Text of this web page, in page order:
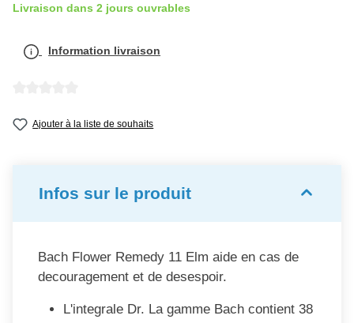
Livraison dans 2 jours ouvrables
Information livraison
Ajouter à la liste de souhaits
Infos sur le produit
Bach Flower Remedy 11 Elm aide en cas de
decouragement et de desespoir.
L'integrale Dr. La gamme Bach contient 38